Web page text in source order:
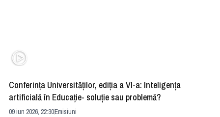
Conferința Universităților, ediția a VI-a: Inteligența
artificială în Educație- soluție sau problemă?
09 iun 2026, 22:30Emisiuni